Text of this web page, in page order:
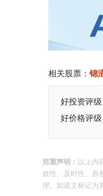
相关股票： 锦
好投资评级
好价格评级
郑重声明： 以上内
效性、及时性、原
理。如该文标记为